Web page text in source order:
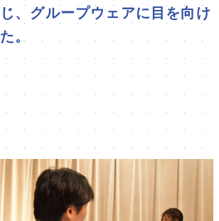
じ、グループウェアに目を向け
た。